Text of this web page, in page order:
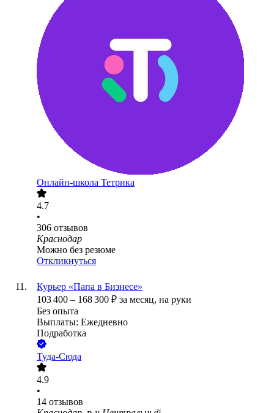
Онлайн-школа Тетрика
4.7
•
306 отзывов
Краснодар
Можно без резюме
Откликнуться
Курьер «Папа в Бизнесе»
103 400 – 168 300 ₽ за месяц, на руки
Без опыта
Выплаты: Ежедневно
Подработка
Туда-Сюда
4.9
•
14 отзывов